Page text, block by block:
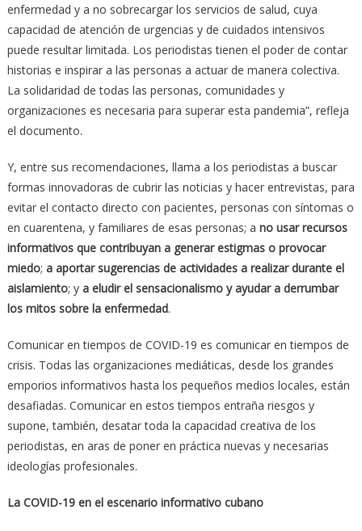
enfermedad y a no sobrecargar los servicios de salud, cuya
capacidad de atención de urgencias y de cuidados intensivos
puede resultar limitada. Los periodistas tienen el poder de contar
historias e inspirar a las personas a actuar de manera colectiva.
La solidaridad de todas las personas, comunidades y
organizaciones es necesaria para superar esta pandemia”, refleja
el documento.
Y, entre sus recomendaciones, llama a los periodistas a buscar
formas innovadoras de cubrir las noticias y hacer entrevistas, para
evitar el contacto directo con pacientes, personas con síntomas o
en cuarentena, y familiares de esas personas; a no usar recursos
informativos que contribuyan a generar estigmas o provocar
miedo; a aportar sugerencias de actividades a realizar durante el
aislamiento; y a eludir el sensacionalismo y ayudar a derrumbar
los mitos sobre la enfermedad.
Comunicar en tiempos de COVID-19 es comunicar en tiempos de
crisis. Todas las organizaciones mediáticas, desde los grandes
emporios informativos hasta los pequeños medios locales, están
desafiadas. Comunicar en estos tiempos entraña riesgos y
supone, también, desatar toda la capacidad creativa de los
periodistas, en aras de poner en práctica nuevas y necesarias
ideologías profesionales.
La COVID-19 en el escenario informativo cubano